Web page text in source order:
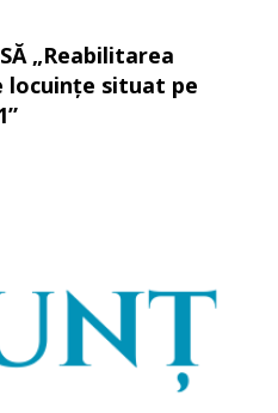
„Reabilitarea
locuinţe situat pe